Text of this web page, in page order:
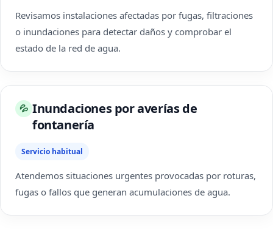
Revisamos instalaciones afectadas por fugas, filtraciones
o inundaciones para detectar daños y comprobar el
estado de la red de agua.
💦 Inundaciones por averías de
fontanería
Servicio habitual
Atendemos situaciones urgentes provocadas por roturas,
fugas o fallos que generan acumulaciones de agua.